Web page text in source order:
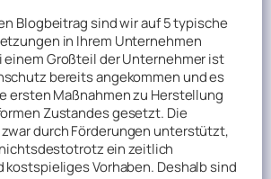
Blogbeitrag sind wir auf 5 typische
in Ihrem Unternehmen
einem Großteil der Unternehmer ist
bereits angekommen und es
ersten Maßnahmen zu Herstellung
Zustandes gesetzt. Die
durch Förderungen unterstützt,
ein zeitlich
Vorhaben. Deshalb sind